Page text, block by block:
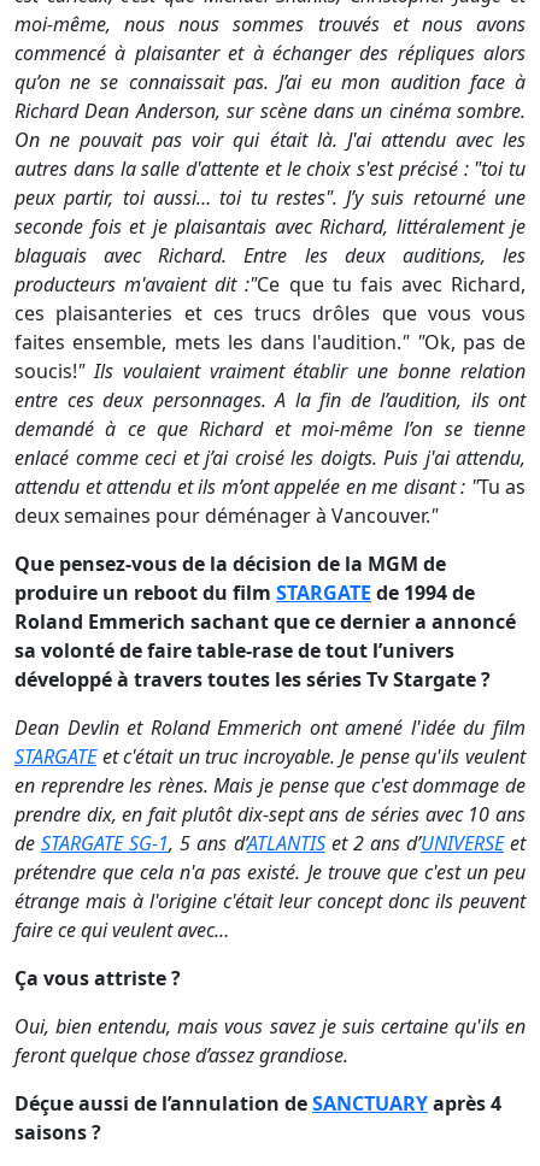
moi-même, nous nous sommes trouvés et nous avons
commencé à plaisanter et à échanger des répliques alors
qu’on ne se connaissait pas. J’ai eu mon audition face à
Richard Dean Anderson, sur scène dans un cinéma sombre.
On ne pouvait pas voir qui était là. J'ai attendu avec les
autres dans la salle d'attente et le choix s'est précisé : "toi tu
peux partir, toi aussi… toi tu restes". J’y suis retourné une
seconde fois et je plaisantais avec Richard, littéralement je
blaguais avec Richard. Entre les deux auditions, les
producteurs m'avaient dit :"Ce que tu fais avec Richard,
ces plaisanteries et ces trucs drôles que vous vous
faites ensemble, mets les dans l'audition." "Ok, pas de
soucis!" Ils voulaient vraiment établir une bonne relation
entre ces deux personnages. A la fin de l’audition, ils ont
demandé à ce que Richard et moi-même l’on se tienne
enlacé comme ceci et j’ai croisé les doigts. Puis j'ai attendu,
attendu et attendu et ils m’ont appelée en me disant : "Tu as
deux semaines pour déménager à Vancouver."
Que pensez-vous de la décision de la MGM de
produire un reboot du film STARGATE de 1994 de
Roland Emmerich sachant que ce dernier a annoncé
sa volonté de faire table-rase de tout l’univers
développé à travers toutes les séries Tv Stargate ?
Dean Devlin et Roland Emmerich ont amené l'idée du film
STARGATEet c'était un truc incroyable. Je pense qu'ils veulent
en reprendre les rènes. Mais je pense que c'est dommage de
prendre dix, en fait plutôt dix-sept ans de séries avec 10 ans
deSTARGATE SG-1, 5 ans d’ATLANTISet 2 ans d’UNIVERSEet
prétendre que cela n'a pas existé. Je trouve que c'est un peu
étrange mais à l'origine c'était leur concept donc ils peuvent
faire ce qui veulent avec…
Ça vous attriste ?
Oui, bien entendu, mais vous savez je suis certaine qu'ils en
feront quelque chose d’assez grandiose.
Déçue aussi de l’annulation deSANCTUARYaprès 4
saisons ?